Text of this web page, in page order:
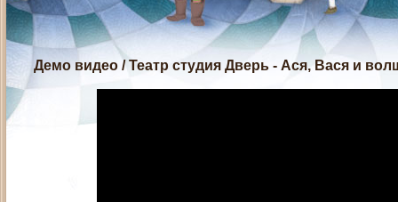
Демо видео /Театр студия Дверь - Ася, Вася и